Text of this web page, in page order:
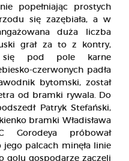
popełniając prostych
się zazębiała, a w
duża liczba
grał za to z kontry,
się pod pole karne
czerwonych padła
bytomski, został
od bramki rywala. Do
Patryk Stefański,
bramki Władisława
Gorodeya próbował
palcach minęła linie
golu gospodarze zaczęli